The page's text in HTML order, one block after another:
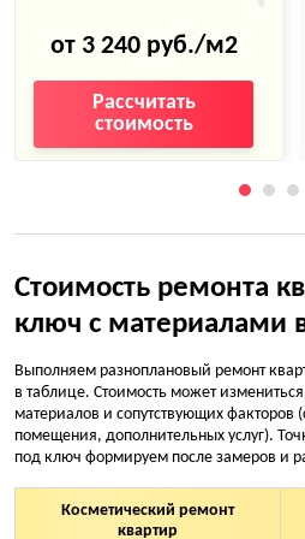
плитки, керамогранита
Затирка плиточных швов
Устройство теплого пола
Покраска стен
Поклейка обоев, фотообоев
Окраска оконных откосов
Монтаж натяжного,
подвесного ПВХ потолка
Установка
полотенцесушителя
гидромассажем
от 3 240 руб./м2
Рассчитать
стоимость
Стоимость ремонта
ключ с материалами
Выполняем разноплановый ремонт
в таблице. Стоимость может
материалов и сопутствующих факторов
помещения, дополнительных услуг).
под ключ формируем после замеров и
Косметический ремонт
квартир